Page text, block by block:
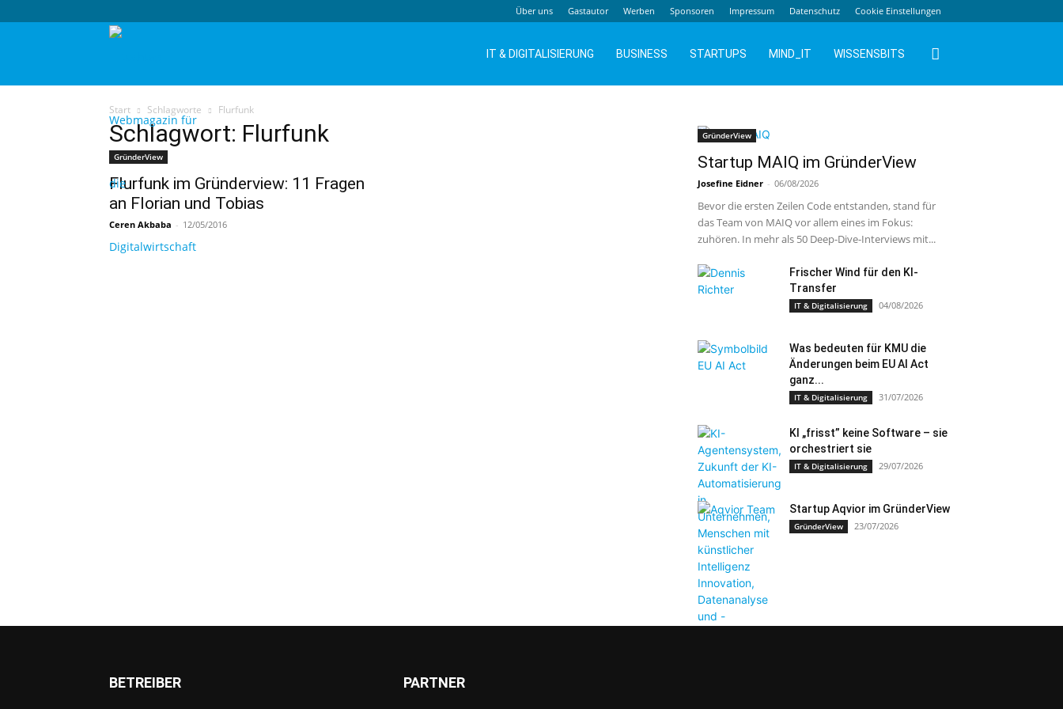
Über uns Gastautor Werben Sponsoren Impressum Datenschutz Cookie Einstellungen
IT & DIGITALISIERUNG BUSINESS STARTUPS MIND_IT WISSENSBITS
Start Schlagworte Flurfunk
Schlagwort: Flurfunk
GründerView
Flurfunk im Gründerview: 11 Fragen
an Florian und Tobias
Ceren Akbaba - 12/05/2016
GründerView
Startup MAIQ im GründerView
Josefine Eidner - 06/08/2026
Bevor die ersten Zeilen Code entstanden, stand für
das Team von MAIQ vor allem eines im Fokus:
zuhören. In mehr als 50 Deep-Dive-Interviews mit...
Frischer Wind für den KI-
Transfer
IT & Digitalisierung 04/08/2026
Was bedeuten für KMU die
Änderungen beim EU AI Act
ganz...
IT & Digitalisierung 31/07/2026
KI „frisst” keine Software – sie
orchestriert sie
IT & Digitalisierung 29/07/2026
Startup Aqvior im GründerView
GründerView 23/07/2026
BETREIBER PARTNER